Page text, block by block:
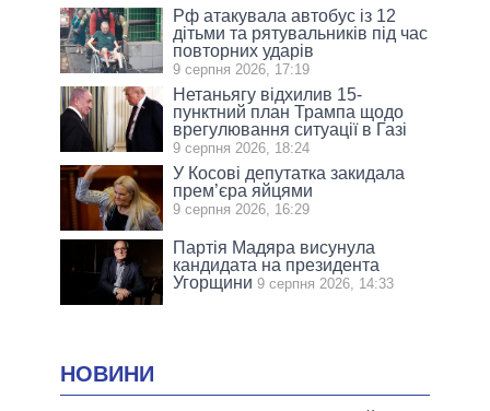
Рф атакувала автобус із 12
дітьми та рятувальників під час
повторних ударів
9 серпня 2026, 17:19
Нетаньягу відхилив 15-
пунктний план Трампа щодо
врегулювання ситуації в Газі
9 серпня 2026, 18:24
У Косові депутатка закидала
прем’єра яйцями
9 серпня 2026, 16:29
Партія Мадяра висунула
кандидата на президента
Угорщини 9 серпня 2026, 14:33
НОВИНИ